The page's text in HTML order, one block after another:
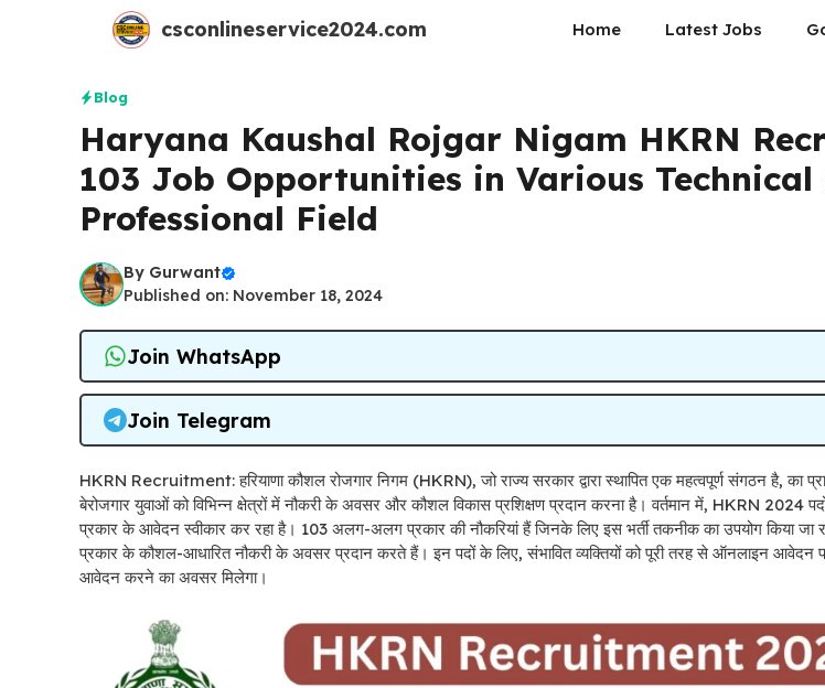
csconlineservice2024.com Home Latest Jobs
Blog
Haryana Kaushal Rojgar Nigam HKRN
103 Job Opportunities in Various Technical
Professional Field
By Gurwant
Published on: November 18, 2024
Join WhatsApp
Join Telegram
HKRN Recruitment: हरियाणा कौशल रोजगार निगम (HKRN), जो राज्य सरकार द्वारा स्थापित एक महत्वपूर्ण संगठन है, का
बेरोजगार युवाओं को विभिन्न क्षेत्रों में नौकरी के अवसर और कौशल विकास प्रशिक्षण प्रदान करना है। वर्तमान में, HKRN 2024
प्रकार के आवेदन स्वीकार कर रहा है। 103 अलग-अलग प्रकार की नौकरियां हैं जिनके लिए इस भर्ती तकनीक का उपयोग किया जा
प्रकार के कौशल-आधारित नौकरी के अवसर प्रदान करते हैं। इन पदों के लिए, संभावित व्यक्तियों को पूरी तरह से ऑनलाइन आवेदन
आवेदन करने का अवसर मिलेगा।